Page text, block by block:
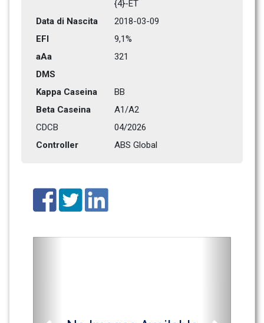
{4}-ET
Data di Nascita
2018-03-09
EFI
9,1%
aAa
321
DMS
Kappa Caseina
BB
Beta Caseina
A1/A2
CDCB
04/2026
Controller
ABS Global